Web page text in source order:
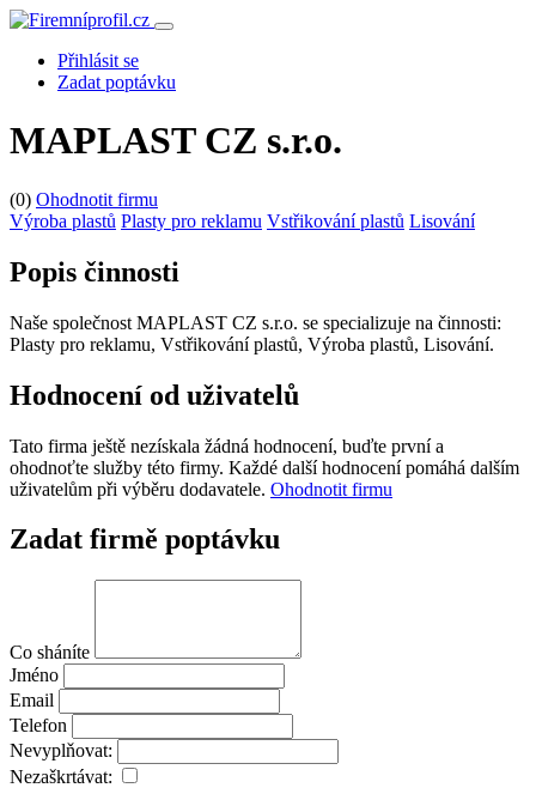
Přihlásit se
Zadat poptávku
MAPLAST CZ s.r.o.
(0) Ohodnotit firmu
Výroba plastů Plasty pro reklamu Vstřikování plastů Lisování
Popis činnosti
Naše společnost MAPLAST CZ s.r.o. se specializuje na činnosti:
Plasty pro reklamu, Vstřikování plastů, Výroba plastů, Lisování.
Hodnocení od uživatelů
Tato firma ještě nezískala žádná hodnocení, buďte první a
ohodnoťte služby této firmy. Každé další hodnocení pomáhá dalším
uživatelům při výběru dodavatele. Ohodnotit firmu
Zadat firmě poptávku
Co sháníte
Jméno
Email
Telefon
Nevyplňovat:
Nezaškrtávat: